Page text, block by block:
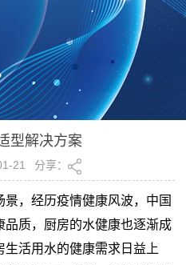
型解决方案
21 分享：
，经历疫情健康风波，中国
质，厨房的水健康也逐渐成
活用水的健康需求日益上